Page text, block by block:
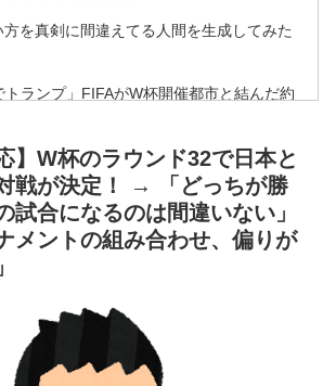
を真剣に間違えてる人間を生成してみた
トランプ」FIFAがW杯開催都市と結んだ約
地震発生時の病院手術中に突然の大揺れが
だ」
日本だけパスポート所有率が低すぎる、
統領、「敵性外国人」による「米国籍目
リズム禁止令」に署名…寄生侵略防止へ
取り残されたアライグマ、パドルボードで
】W杯のラウンド32で日本と
戦が決定！ → 「どっちが勝
試合になるのは間違いない」
メントの組み合わせ、偏りが